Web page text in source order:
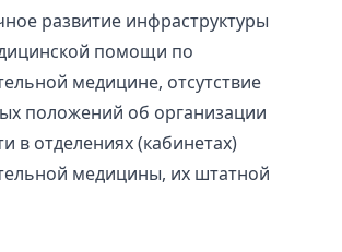
развитие инфраструктуры
помощи по
медицине, отсутствие
положений об организации
в отделениях (кабинетах)
медицины, их штатной